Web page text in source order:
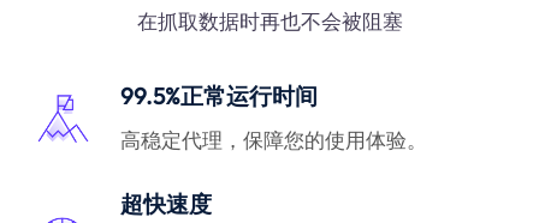
在抓取数据时再也不会被阻塞
99.5%正常运行时间
高稳定代理，保障您的使用体验。
超快速度